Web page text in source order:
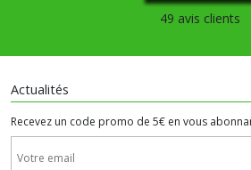
49 avis clients
Actualités
Recevez un code promo de 5€ en vous